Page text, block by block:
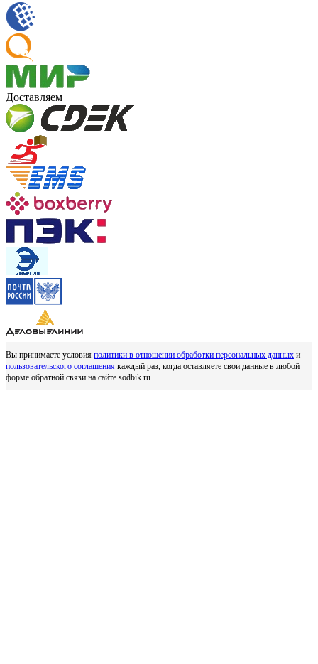
Доставляем
Вы принимаете условия политики в отношении обработки персональных данных и
пользовательского соглашения каждый раз, когда оставляете свои данные в любой
форме обратной связи на сайте sodbik.ru